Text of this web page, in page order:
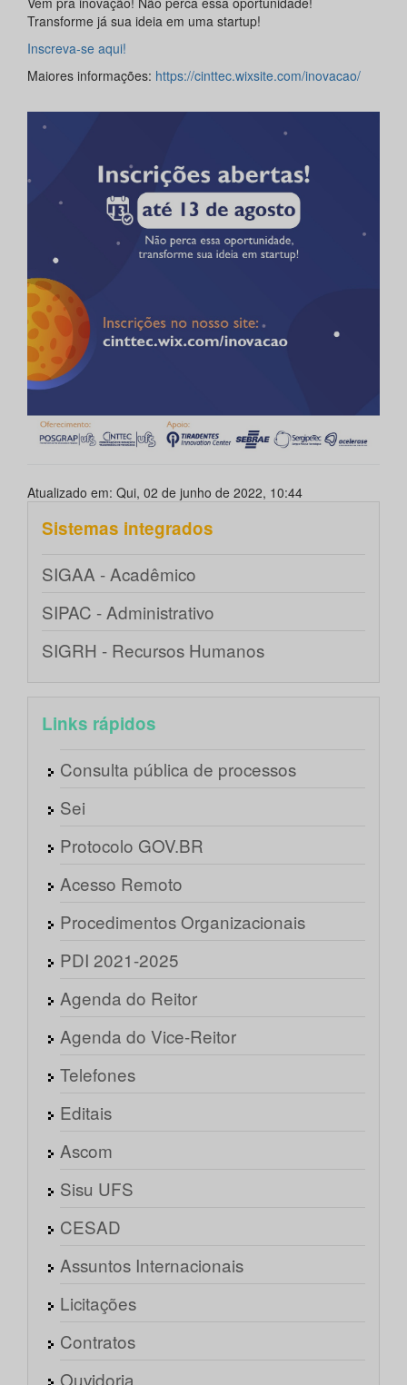
Transforme já sua ideia em uma startup!
Inscreva-se aqui!
Maiores informações: https://cinttec.wixsite.com/inovacao/
Atualizado em: Qui, 02 de junho de 2022, 10:44
Sistemas integrados
SIGAA - Acadêmico
SIPAC - Administrativo
SIGRH - Recursos Humanos
Links rápidos
Consulta pública de processos
Sei
Protocolo GOV.BR
Acesso Remoto
Procedimentos Organizacionais
PDI 2021-2025
Agenda do Reitor
Agenda do Vice-Reitor
Telefones
Editais
Ascom
Sisu UFS
CESAD
Assuntos Internacionais
Licitações
Contratos
Ouvidoria